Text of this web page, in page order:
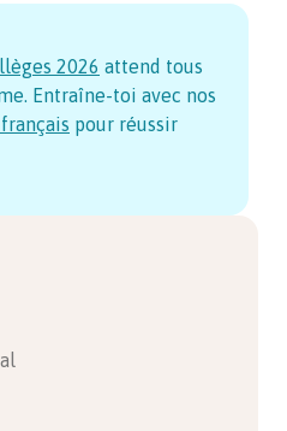
2026 attend tous
Entraîne-toi avec nos
pour réussir